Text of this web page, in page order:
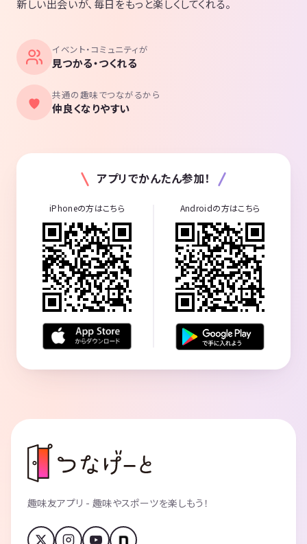
新しい出会いが、毎日をもっと楽しくしてくれる。
イベント・コミュニティが
見つかる・つくれる
共通の趣味でつながるから
仲良くなりやすい
アプリでかんたん参加！
iPhoneの方はこちら Androidの方はこちら
趣味友アプリ - 趣味やスポーツを楽しもう！